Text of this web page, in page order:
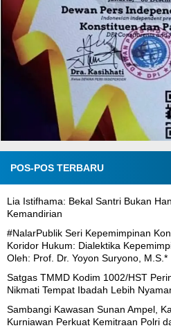
POS-POS TERBARU
Lia Istifhama: Bekal Santri Bukan
Kemandirian
#NalarPublik Seri Kepemimpinan
Koridor Hukum: Dialektika
Oleh: Prof. Dr. Yoyon Suryono, M.S.*
Satgas TMMD Kodim 1002/HST
Nikmati Tempat Ibadah Lebih
Sambangi Kawasan Sunan Ampel,
Kurniawan Perkuat Kemitraan Polri